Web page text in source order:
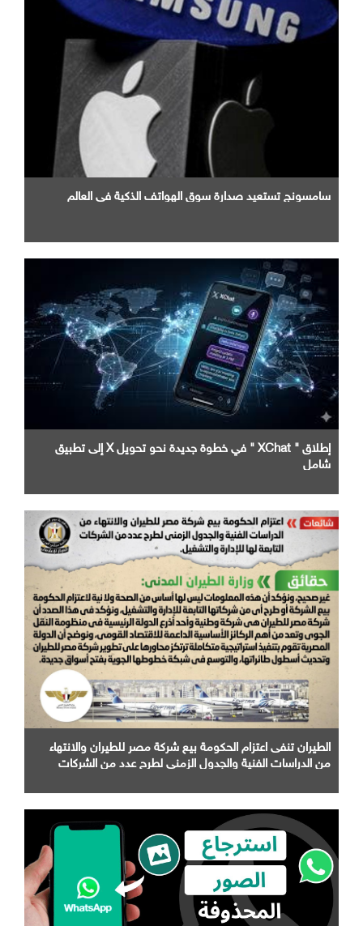
سامسونج تستعيد صدارة سوق الهواتف الذكية في العالم
إطلاق " XChat " في خطوة جديدة نحو تحويل X إلى تطبيق
شامل
الطيران تنفى اعتزام الحكومة بيع شركة مصر للطيران والانتهاء
من الدراسات الفنية والجدول الزمني لطرح عدد من الشركات